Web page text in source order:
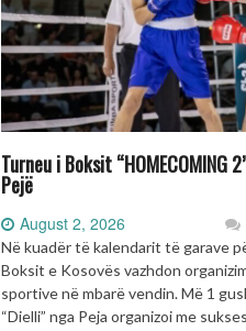
Turneu i Boksit “HOMECOMING
Pejë
August 2, 2026
Në kuadër të kalendarit të garave
Boksit e Kosovës vazhdon
sportive në mbarë vendin. Më 1
“Dielli” nga Peja organizoi me